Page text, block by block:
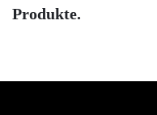
Produkte.